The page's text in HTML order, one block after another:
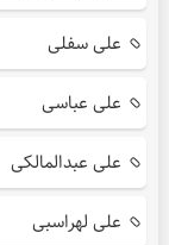
علی سفلی
علی عباسی
علی عبدالمالکی
علی لهراسبی